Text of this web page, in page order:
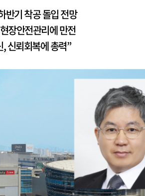
반기 착공 돌입 전망
장안전관리에 만전
신뢰회복에 총력”